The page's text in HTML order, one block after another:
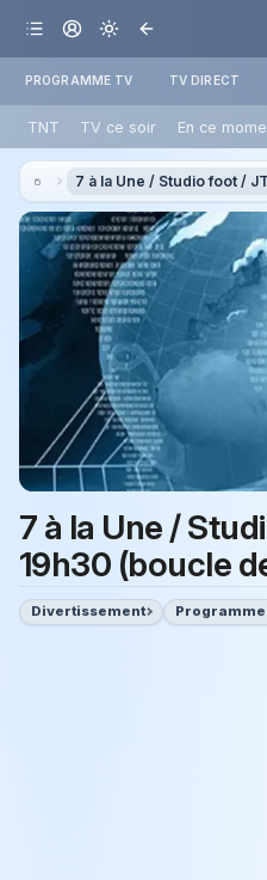
PROGRAMME TV TV DIRECT
TNT TV ce soir En ce
7 à la Une / Studio foot /
7 à la Une /
19h30 (boucle
Divertissement